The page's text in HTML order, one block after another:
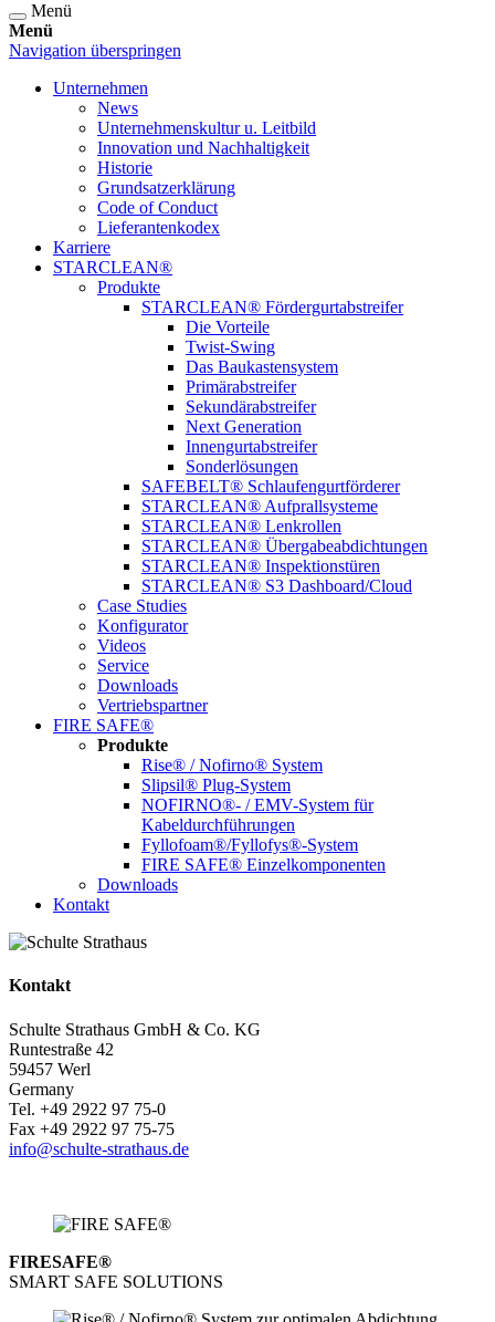
Menü
Menü
Navigation überspringen
Unternehmen
News
Unternehmenskultur u. Leitbild
Innovation und Nachhaltigkeit
Historie
Grundsatzerklärung
Code of Conduct
Lieferantenkodex
Karriere
STARCLEAN®
Produkte
STARCLEAN® Fördergurtabstreifer
Die Vorteile
Twist-Swing
Das Baukastensystem
Primärabstreifer
Sekundärabstreifer
Next Generation
Innengurtabstreifer
Sonderlösungen
SAFEBELT® Schlaufengurtförderer
STARCLEAN® Aufprallsysteme
STARCLEAN® Lenkrollen
STARCLEAN® Übergabeabdichtungen
STARCLEAN® Inspektionstüren
STARCLEAN® S3 Dashboard/Cloud
Case Studies
Konfigurator
Videos
Service
Downloads
Vertriebspartner
FIRE SAFE®
Produkte
Rise® / Nofirno® System
Slipsil® Plug-System
NOFIRNO®- / EMV-System für
Kabeldurchführungen
Fyllofoam®/Fyllofys®-System
FIRE SAFE® Einzelkomponenten
Downloads
Kontakt
Kontakt
Schulte Strathaus GmbH & Co. KG
Runtestraße 42
59457 Werl
Germany
Tel. +49 2922 97 75-0
Fax +49 2922 97 75-75
info@schulte-strathaus.de
FIRESAFE®
SMART SAFE SOLUTIONS